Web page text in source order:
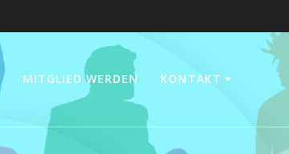
MITGLIED WERDEN KONTAKT